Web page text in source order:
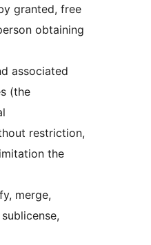
granted, free
obtaining
associated
(the
restriction,
the
merge,